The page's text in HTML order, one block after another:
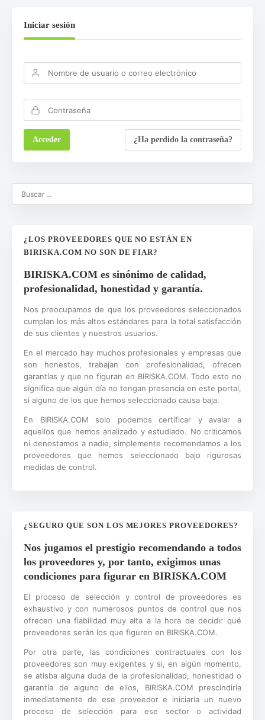
Iniciar sesión
¿Ha perdido la contraseña?
¿LOS PROVEEDORES QUE NO ESTÁN EN
BIRISKA.COM NO SON DE FIAR?
BIRISKA.COM es sinónimo de calidad,
profesionalidad, honestidad y garantía.
Nos preocupamos de que los proveedores seleccionados
cumplan los más altos estándares para la total satisfacción
de sus clientes y nuestros usuarios.
En el mercado hay muchos profesionales y empresas que
son honestos, trabajan con profesionalidad, ofrecen
garantías y que no figuran en BIRISKA.COM. Todo esto no
significa que algún día no tengan presencia en este portal,
si alguno de los que hemos seleccionado causa baja.
En BIRISKA.COM solo podemos certificar y avalar a
aquellos que hemos analizado y estudiado. No criticamos
ni denostamos a nadie, simplemente recomendamos a los
proveedores que hemos seleccionado bajo rigurosas
medidas de control.
¿SEGURO QUE SON LOS MEJORES PROVEEDORES?
Nos jugamos el prestigio recomendando a todos
los proveedores y, por tanto, exigimos unas
condiciones para figurar en BIRISKA.COM
El proceso de selección y control de proveedores es
exhaustivo y con numerosos puntos de control que nos
ofrecen una fiabilidad muy alta a la hora de decidir qué
proveedores serán los que figuren en BIRISKA.COM.
Por otra parte, las condiciones contractuales con los
proveedores son muy exigentes y si, en algún momento,
se atisba alguna duda de la profesionalidad, honestidad o
garantía de alguno de ellos, BIRISKA.COM prescindiría
inmediatamente de ese proveedor e iniciaría un nuevo
proceso de selección para ese sector o actividad